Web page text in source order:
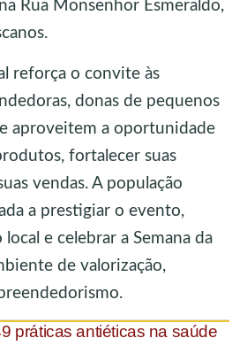
Rua Monsenhor Esmeraldo,
reforça o convite às
donas de pequenos
aproveitem a oportunidade
fortalecer suas
vendas. A população
a prestigiar o evento,
e celebrar a Semana da
de valorização,
práticas antiéticas na saúde